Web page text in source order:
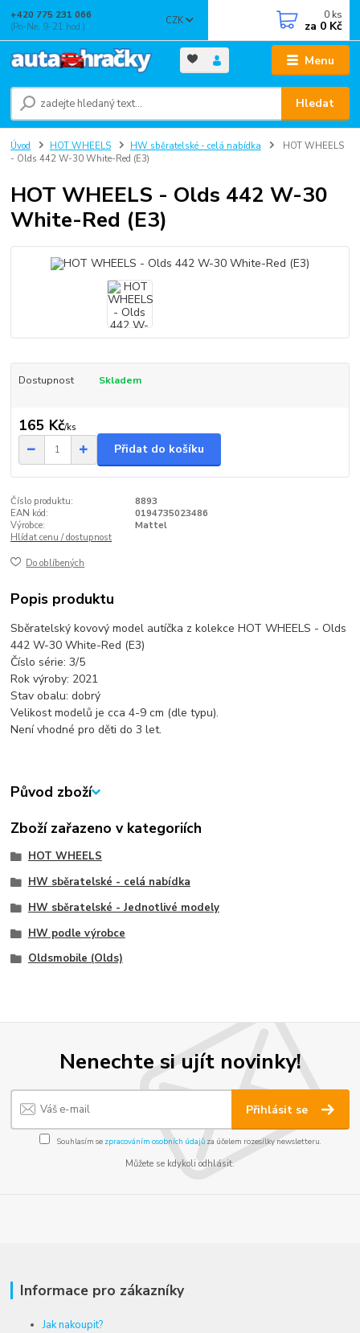
Menu
CZK
Hledat
+420 775 231 066
(Po-Ne, 9-21 hod.)
0 ks
za 0 Kč
Úvod HOT WHEELS HW sběratelské - celá nabídka
HOT WHEELS
- Olds 442 W-30 White-Red (E3)
HOT WHEELS - Olds 442 W-30
White-Red (E3)
Dostupnost Skladem
165 Kč/ks
Přidat do košíku
Číslo produktu:
8893
EAN kód:
0194735023486
Výrobce:
Mattel
Hlídat cenu / dostupnost
Do oblíbených
Popis produktu
Sběratelský kovový model autíčka z kolekce HOT WHEELS - Olds
442 W-30 White-Red (E3)
Číslo série: 3/5
Rok výroby: 2021
Stav obalu: dobrý
Velikost modelů je cca 4-9 cm (dle typu).
Není vhodné pro děti do 3 let.
Původ zboží
Zboží zařazeno v kategoriích
HOT WHEELS
HW sběratelské - celá nabídka
HW sběratelské - Jednotlivé modely
HW podle výrobce
Oldsmobile (Olds)
Nenechte si ujít novinky!
Přihlásit se
Souhlasím se zpracováním osobních údajůza účelem rozesílky newsletteru.
Můžete se kdykoli odhlásit.
Informace pro zákazníky
Jak nakoupit?